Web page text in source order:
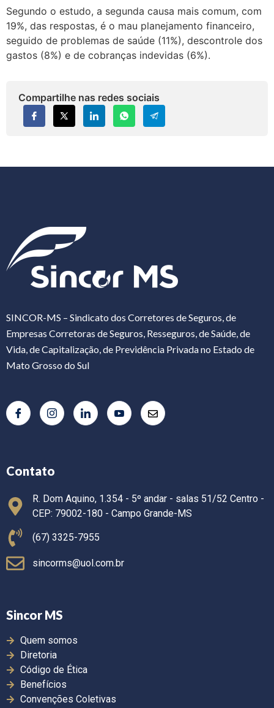
Segundo o estudo, a segunda causa mais comum, com
19%, das respostas, é o mau planejamento financeiro,
seguido de problemas de saúde (11%), descontrole dos
gastos (8%) e de cobranças indevidas (6%).
Compartilhe nas redes sociais
SINCOR-MS – Sindicato dos Corretores de Seguros, de
Empresas Corretoras de Seguros, Resseguros, de Saúde, de
Vida, de Capitalização, de Previdência Privada no Estado de
Mato Grosso do Sul
Contato
R. Dom Aquino, 1.354 - 5º andar - salas 51/52 Centro -
CEP: 79002-180 - Campo Grande-MS
(67) 3325-7955
sincorms@uol.com.br
Sincor MS
Quem somos
Diretoria
Código de Ética
Benefícios
Convenções Coletivas